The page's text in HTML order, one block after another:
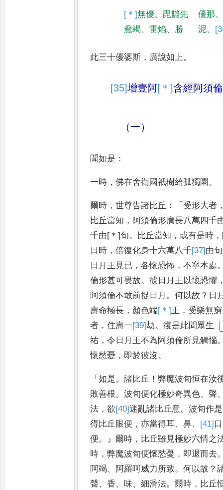
[＊]無優、 毘讎先 優那
鴦竭、雷焰、 勝 泥、
此三十優婆斯 ， 廣說如上 。
[35]增壹阿[＊]含經阿須
（一）
聞如是 ：
一時 ，佛在舍衛國祇樹給孤獨園 。
爾時 ，世尊告諸比丘 ：「 受形大者
比丘當知 ， 阿須倫形廣長八萬四千
千由[＊]旬。 比丘當知 ，或有是時 ，
日時 ，倍復化身十六萬八千[37] 由旬
日月王見已 ，各懷恐怖 ，不寧本處
倫形甚可畏故。彼日月王以懷恐懼
阿須倫不敢前捉日月 。何以故 ？ 日
壽命極長 ， 顏色端[＊] 正 ， 受樂無窮
者 ，住壽一[39]劫。復是此間眾生
祐 ，令日月王不為阿須倫所見觸惱
懷愁憂 ， 即於彼沒。
「如是。諸比 丘 ！弊魔波旬恒在汝
敗善根。波旬便化極妙奇異色、聲
法 ，欲[40]迷亂諸比丘意。波旬作
得比丘眼便 ，亦當得耳、鼻、 [41] 口
便。』爾時 ， 比丘雖見極妙六情之
時 ，弊魔波旬便懷愁憂 ， 即退而去
阿竭、 阿羅呵威力所致。何以故 ？
聲、香、味、細滑法。爾時 ， 比丘